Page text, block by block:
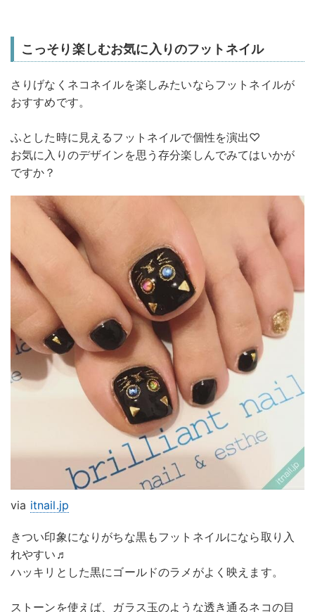
こっそり楽しむお気に入りのフットネイル
さりげなくネコネイルを楽しみたいならフットネイルが
おすすめです。
ふとした時に見えるフットネイルで個性を演出♡
お気に入りのデザインを思う存分楽しんでみてはいかが
ですか？
via itnail.jp
きつい印象になりがちな黒もフットネイルになら取り入
れやすい♬
ハッキリとした黒にゴールドのラメがよく映えます。
ストーンを使えば、ガラス玉のような透き通るネコの目